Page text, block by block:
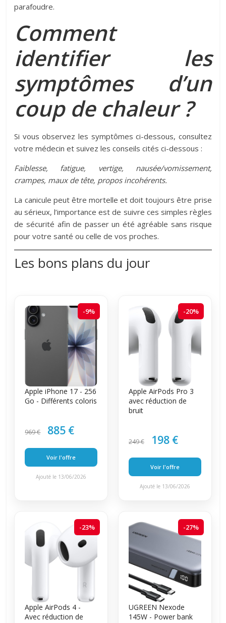
parafoudre.
Comment
identifier les
symptômes d’un
coup de chaleur ?
Si vous observez les symptômes ci-dessous, consultez
votre médecin et suivez les conseils cités ci-dessous :
Faiblesse, fatigue, vertige, nausée/vomissement,
crampes, maux de tête, propos incohérents.
La canicule peut être mortelle et doit toujours être prise
au sérieux, l’importance est de suivre ces simples règles
de sécurité afin de passer un été agréable sans risque
pour votre santé ou celle de vos proches.
Les bons plans du jour
-9%
Apple iPhone 17 - 256
Go - Différents coloris
969 € 885 €
Voir l'offre
Ajouté le 13/06/2026
-20%
Apple AirPods Pro 3
avec réduction de
bruit
249 € 198 €
Voir l'offre
Ajouté le 13/06/2026
-23%
Apple AirPods 4 -
Avec réduction de
-27%
UGREEN Nexode
145W - Power bank